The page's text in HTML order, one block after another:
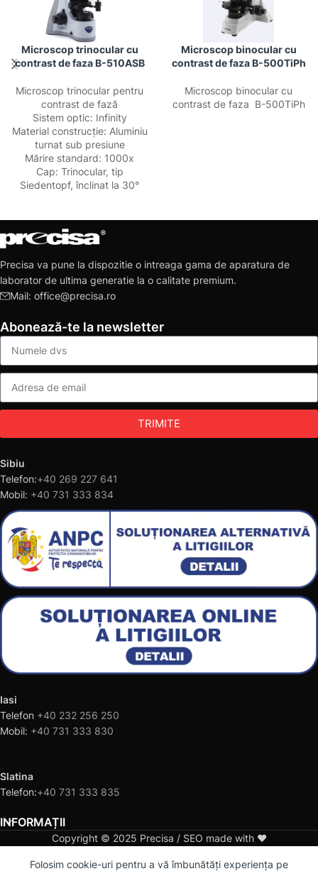
Microscop trinocular cu
contrast de faza B-510ASB
Microscop trinocular pentru
contrast de fază
Sistem optic: Infinity
Material construcție: Aluminiu
turnat sub presiune
Mărire standard: 1000x
Cap: Trinocular, tip
Siedentopf, înclinat la 30°
Microscop binocular cu
contrast de faza B-500TiPh
Microscop binocular cu
contrast de faza B-500TiPh
Precisa va pune la dispozitie o intreaga gama de aparatura de
laborator de ultima generatie la o calitate premium.
Mail: office@precisa.ro
Abonează-te la newsletter
TRIMITE
Sibiu
Telefon:+40 269 227 641
Mobil: +40 731 333 834
Iasi
Telefon +40 232 256 250
Mobil: +40 731 333 830
Slatina
Telefon:+40 731 333 835
INFORMAȚII
Copyright © 2025 Precisa / SEO made with ❤️
Folosim cookie-uri pentru a vă îmbunătăți experiența pe